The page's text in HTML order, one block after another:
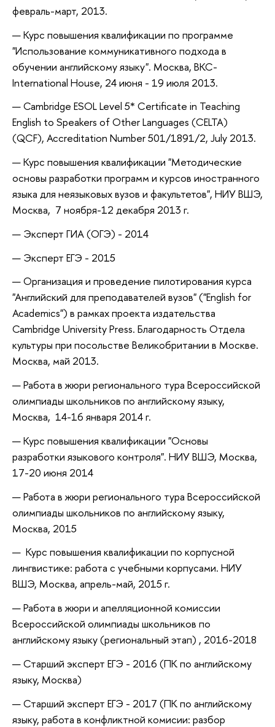
февраль-март, 2013.
Курс повышения квалификации по программе
"Использование коммуникативного подхода в
обучении английскому языку". Москва, BKC-
International House, 24 июня - 19 июля 2013.
Cambridge ESOL Level 5* Certificate in Teaching
English to Speakers of Other Languages (CELTA)
(QCF), Accreditation Number 501/1891/2, July 2013.
Курс повышения квалификации "Методические
основы разработки программ и курсов иностранного
языка для неязыковых вузов и факультетов", НИУ ВШЭ,
Москва, 7 ноября-12 декабря 2013 г.
Эксперт ГИА (ОГЭ) - 2014
Эксперт ЕГЭ - 2015
Организация и проведение пилотирования курса
"Английский для преподавателей вузов" ("English for
Academics") в рамках проекта издательства
Cambridge University Press. Благодарность Отдела
культуры при посольстве Великобритании в Москве.
Москва, май 2013.
Работа в жюри регионального тура Всероссийской
олимпиады школьников по английскому языку,
Москва, 14-16 января 2014 г.
Курс повышения квалификации "Основы
разработки языкового контроля". НИУ ВШЭ, Москва,
17-20 июня 2014
Работа в жюри регионального тура Всероссийской
олимпиады школьников по английскому языку,
Москва, 2015
Курс повышения квалификации по корпусной
лингвистике: работа с учебными корпусами. НИУ
ВШЭ, Москва, апрель-май, 2015 г.
Работа в жюри и апелляционной комиссии
Всероссийской олимпиады школьников по
английскому языку (региональный этап) , 2016-2018
Старший эксперт ЕГЭ - 2016 (ПК по английскому
языку, Москва)
Старший эксперт ЕГЭ - 2017 (ПК по английскому
языку, работа в конфликтной комисии: разбор